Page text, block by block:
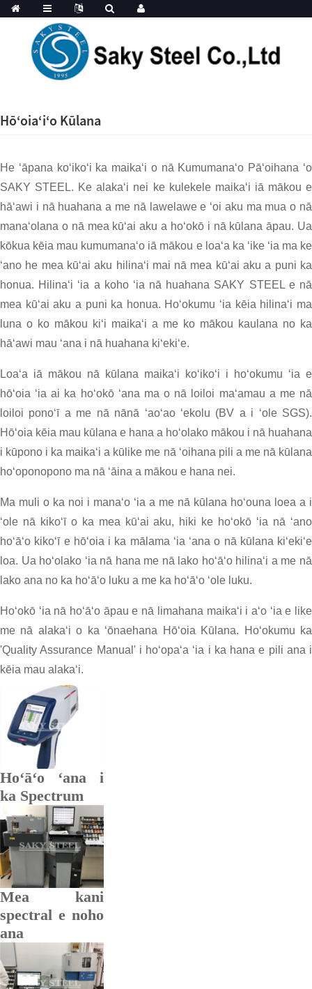
Hōʻoiaʻiʻo Kūlana
He ʻāpana koʻikoʻi ka maikaʻi o nā Kumumanaʻo Pāʻoihana ʻo
SAKY STEEL. Ke alakaʻi nei ke kulekele maikaʻi iā mākou e
hāʻawi i nā huahana a me nā lawelawe e ʻoi aku ma mua o nā
manaʻolana o nā mea kūʻai aku a hoʻokō i nā kūlana āpau. Ua
kōkua kēia mau kumumanaʻo iā mākou e loaʻa ka ʻike ʻia ma ke
ʻano he mea kūʻai aku hilinaʻi mai nā mea kūʻai aku a puni ka
honua. Hilinaʻi ʻia a koho ʻia nā huahana SAKY STEEL e nā
mea kūʻai aku a puni ka honua. Hoʻokumu ʻia kēia hilinaʻi ma
luna o ko mākou kiʻi maikaʻi a me ko mākou kaulana no ka
hāʻawi mau ʻana i nā huahana kiʻekiʻe.
Loaʻa iā mākou nā kūlana maikaʻi koʻikoʻi i hoʻokumu ʻia e
hōʻoia ʻia ai ka hoʻokō ʻana ma o nā loiloi maʻamau a me nā
loiloi ponoʻī a me nā nānā ʻaoʻao ʻekolu (BV a i ʻole SGS).
Hōʻoia kēia mau kūlana e hana a hoʻolako mākou i nā huahana
i kūpono i ka maikaʻi a kūlike me nā ʻoihana pili a me nā kūlana
hoʻoponopono ma nā ʻāina a mākou e hana nei.
Ma muli o ka noi i manaʻo ʻia a me nā kūlana hoʻouna loea a i
ʻole nā ​​​​kikoʻī o ka mea kūʻai aku, hiki ke hoʻokō ʻia nā ʻano
hoʻāʻo kikoʻī e hōʻoia i ka mālama ʻia ʻana o nā kūlana kiʻekiʻe
loa. Ua hoʻolako ʻia nā hana me nā lako hoʻāʻo hilinaʻi a me nā
lako ana no ka hoʻāʻo luku a me ka hoʻāʻo ʻole luku.
Hoʻokō ʻia nā hoʻāʻo āpau e nā limahana maikaʻi i aʻo ʻia e like
me nā alakaʻi o ka ʻōnaehana Hōʻoia Kūlana. Hoʻokumu ka
'Quality Assurance Manual' i hoʻopaʻa ʻia i ka hana e pili ana i
kēia mau alakaʻi.
Hoʻāʻo ʻana i
ka Spectrum
Mea kani
spectral e noho
ana